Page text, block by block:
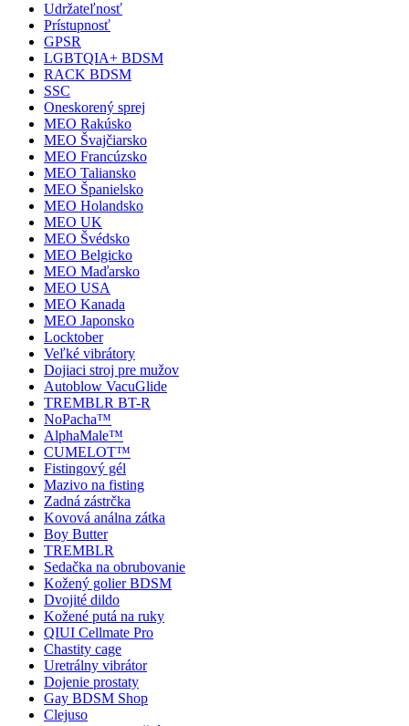
Udržateľnosť
Prístupnosť
GPSR
LGBTQIA+ BDSM
RACK BDSM
SSC
Oneskorený sprej
MEO Rakúsko
MEO Švajčiarsko
MEO Francúzsko
MEO Taliansko
MEO Španielsko
MEO Holandsko
MEO UK
MEO Švédsko
MEO Belgicko
MEO Maďarsko
MEO USA
MEO Kanada
MEO Japonsko
Locktober
Veľké vibrátory
Dojiaci stroj pre mužov
Autoblow VacuGlide
TREMBLR BT-R
NoPacha™
AlphaMale™
CUMELOT™
Fistingový gél
Mazivo na fisting
Zadná zástrčka
Kovová análna zátka
Boy Butter
TREMBLR
Sedačka na obrubovanie
Kožený golier BDSM
Dvojité dildo
Kožené putá na ruky
QIUI Cellmate Pro
Chastity cage
Uretrálny vibrátor
Dojenie prostaty
Gay BDSM Shop
Clejuso